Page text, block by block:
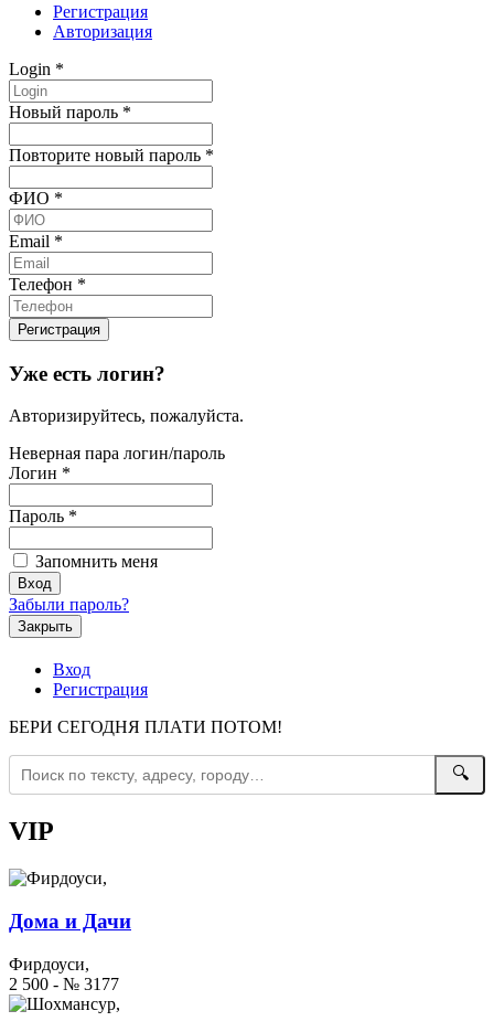
Регистрация
Авторизация
Login *
Новый пароль *
Повторите новый пароль *
ФИО *
Email *
Телефон *
Уже есть логин?
Авторизируйтесь, пожалуйста.
Неверная пара логин/пароль
Логин *
Пароль *
Запомнить меня
Забыли пароль?
Закрыть
Вход
Регистрация
БЕРИ СЕГОДНЯ ПЛАТИ ПОТОМ!
🔍
VIP
Дома и Дачи
Фирдоуси,
2 500 - № 3177